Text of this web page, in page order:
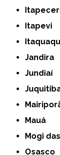
Itapevi
Jandira
Jundiaí
Mauá
Mogi
Osasco